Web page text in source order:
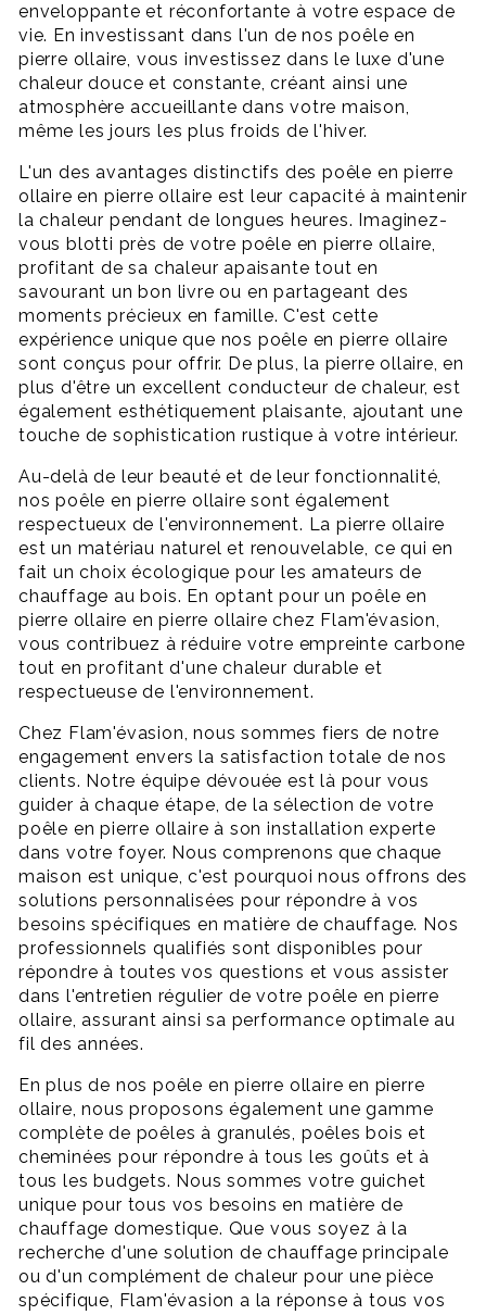
enveloppante et réconfortante à votre espace de
vie. En investissant dans l'un de nos poêle en
pierre ollaire, vous investissez dans le luxe d'une
chaleur douce et constante, créant ainsi une
atmosphère accueillante dans votre maison,
même les jours les plus froids de l'hiver.
L'un des avantages distinctifs des poêle en pierre
ollaire en pierre ollaire est leur capacité à maintenir
la chaleur pendant de longues heures. Imaginez-
vous blotti près de votre poêle en pierre ollaire,
profitant de sa chaleur apaisante tout en
savourant un bon livre ou en partageant des
moments précieux en famille. C'est cette
expérience unique que nos poêle en pierre ollaire
sont conçus pour offrir. De plus, la pierre ollaire, en
plus d'être un excellent conducteur de chaleur, est
également esthétiquement plaisante, ajoutant une
touche de sophistication rustique à votre intérieur.
Au-delà de leur beauté et de leur fonctionnalité,
nos poêle en pierre ollaire sont également
respectueux de l'environnement. La pierre ollaire
est un matériau naturel et renouvelable, ce qui en
fait un choix écologique pour les amateurs de
chauffage au bois. En optant pour un poêle en
pierre ollaire en pierre ollaire chez Flam'évasion,
vous contribuez à réduire votre empreinte carbone
tout en profitant d'une chaleur durable et
respectueuse de l'environnement.
Chez Flam'évasion, nous sommes fiers de notre
engagement envers la satisfaction totale de nos
clients. Notre équipe dévouée est là pour vous
guider à chaque étape, de la sélection de votre
poêle en pierre ollaire à son installation experte
dans votre foyer. Nous comprenons que chaque
maison est unique, c'est pourquoi nous offrons des
solutions personnalisées pour répondre à vos
besoins spécifiques en matière de chauffage. Nos
professionnels qualifiés sont disponibles pour
répondre à toutes vos questions et vous assister
dans l'entretien régulier de votre poêle en pierre
ollaire, assurant ainsi sa performance optimale au
fil des années.
En plus de nos poêle en pierre ollaire en pierre
ollaire, nous proposons également une gamme
complète de poêles à granulés, poêles bois et
cheminées pour répondre à tous les goûts et à
tous les budgets. Nous sommes votre guichet
unique pour tous vos besoins en matière de
chauffage domestique. Que vous soyez à la
recherche d'une solution de chauffage principale
ou d'un complément de chaleur pour une pièce
spécifique, Flam'évasion a la réponse à tous vos